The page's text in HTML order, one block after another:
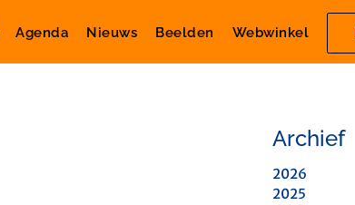
Agenda Nieuws Beelden Webwinkel
Archief
2026
2025